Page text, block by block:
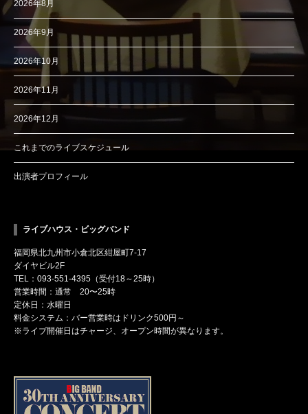
2026年8月
2026年9月
2026年10月
2026年11月
2026年12月
これまでのライブスケジュール
出演者プロフィール
ライブハウス・ビッグバンド
福岡県北九州市小倉北区紺屋町7-17
ダイヤビル2F
TEL：093-551-4395（受付18～25時）
営業時間：通常 20〜25時
定休日：水曜日
料金システム：バー営業時はドリンク500円～
※ライブ開催日はチャージ、オープン時間が異なります。